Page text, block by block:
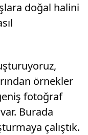
doğal halini
örnekler
fotoğraf
Burada
çalıştık.